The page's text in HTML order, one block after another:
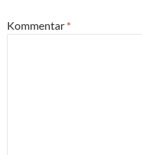
Kommentar *